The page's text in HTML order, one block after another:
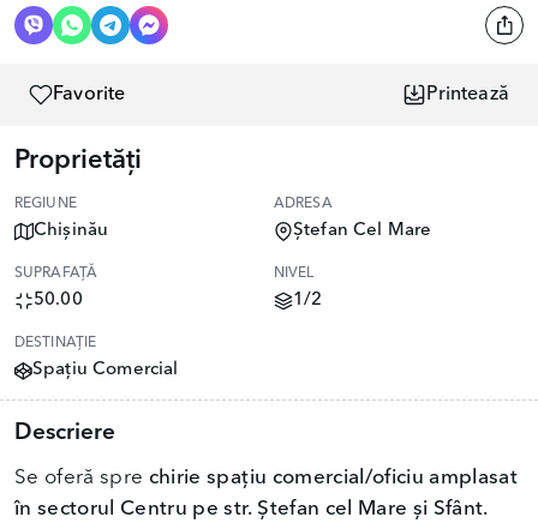
Favorite Printează
Proprietăți
REGIUNE
Chișinău
ADRESA
Ștefan Cel Mare
SUPRAFAȚĂ
50.00
NIVEL
1/2
DESTINAȚIE
Spațiu Comercial
Descriere
Se oferă spre chirie spațiu comercial/oficiu amplasat
în sectorul Centru pe str. Ștefan cel Mare și Sfânt.